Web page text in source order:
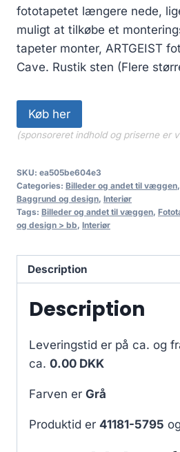
fototapetet længere nede,
muligt at tilkøbe et
tapeter monter, ARTGEIST
Cave. Rustik sten (Flere
Køb her
(sponsoreret indhold og priserne er
SKU: ea505be604e3
Categories: Billeder og andet til væggen,
Baggrund og design, Interiør
Tags: Billeder og andet til væggen,
og design > bb, Interiør
Description
Description
Leveringstid er på ca. og
ca. 0.00 DKK
Farven er Grå
Produktid er 41181-5795